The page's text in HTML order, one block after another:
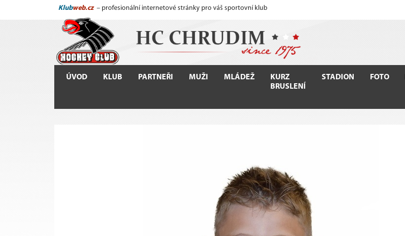
Klubweb.cz – profesionální internetové stránky pro váš sportovní klub
ÚVOD KLUB PARTNEŘI MUŽI MLÁDEŽ
KURZ
BRUSLENÍ
STADION FOTO